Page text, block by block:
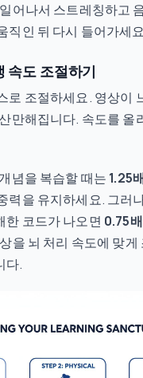
어나서 스트레칭하고
직인 뒤 다시 들어가세
속도 조절하기
로 조절하세요. 영상이
만해집니다. 속도를 올
념을 복습할 때는 1.25
력을 유지하세요. 그러
한 코드가 나오면 0.75
을 뇌 처리 속도에 맞게
다.